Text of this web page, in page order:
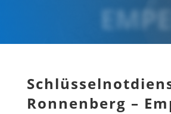
Ronnenberg –